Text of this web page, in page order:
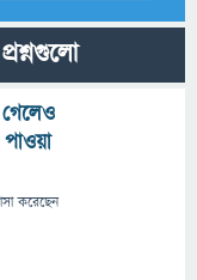
করেছেন